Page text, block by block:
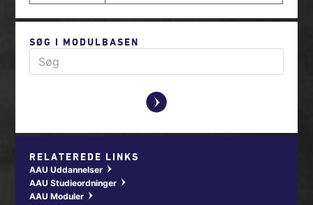
SØG I MODULBASEN
y
RELATEREDE LINKS
AAU Uddannelser w
AAU Studieordninger w
AAU Moduler w